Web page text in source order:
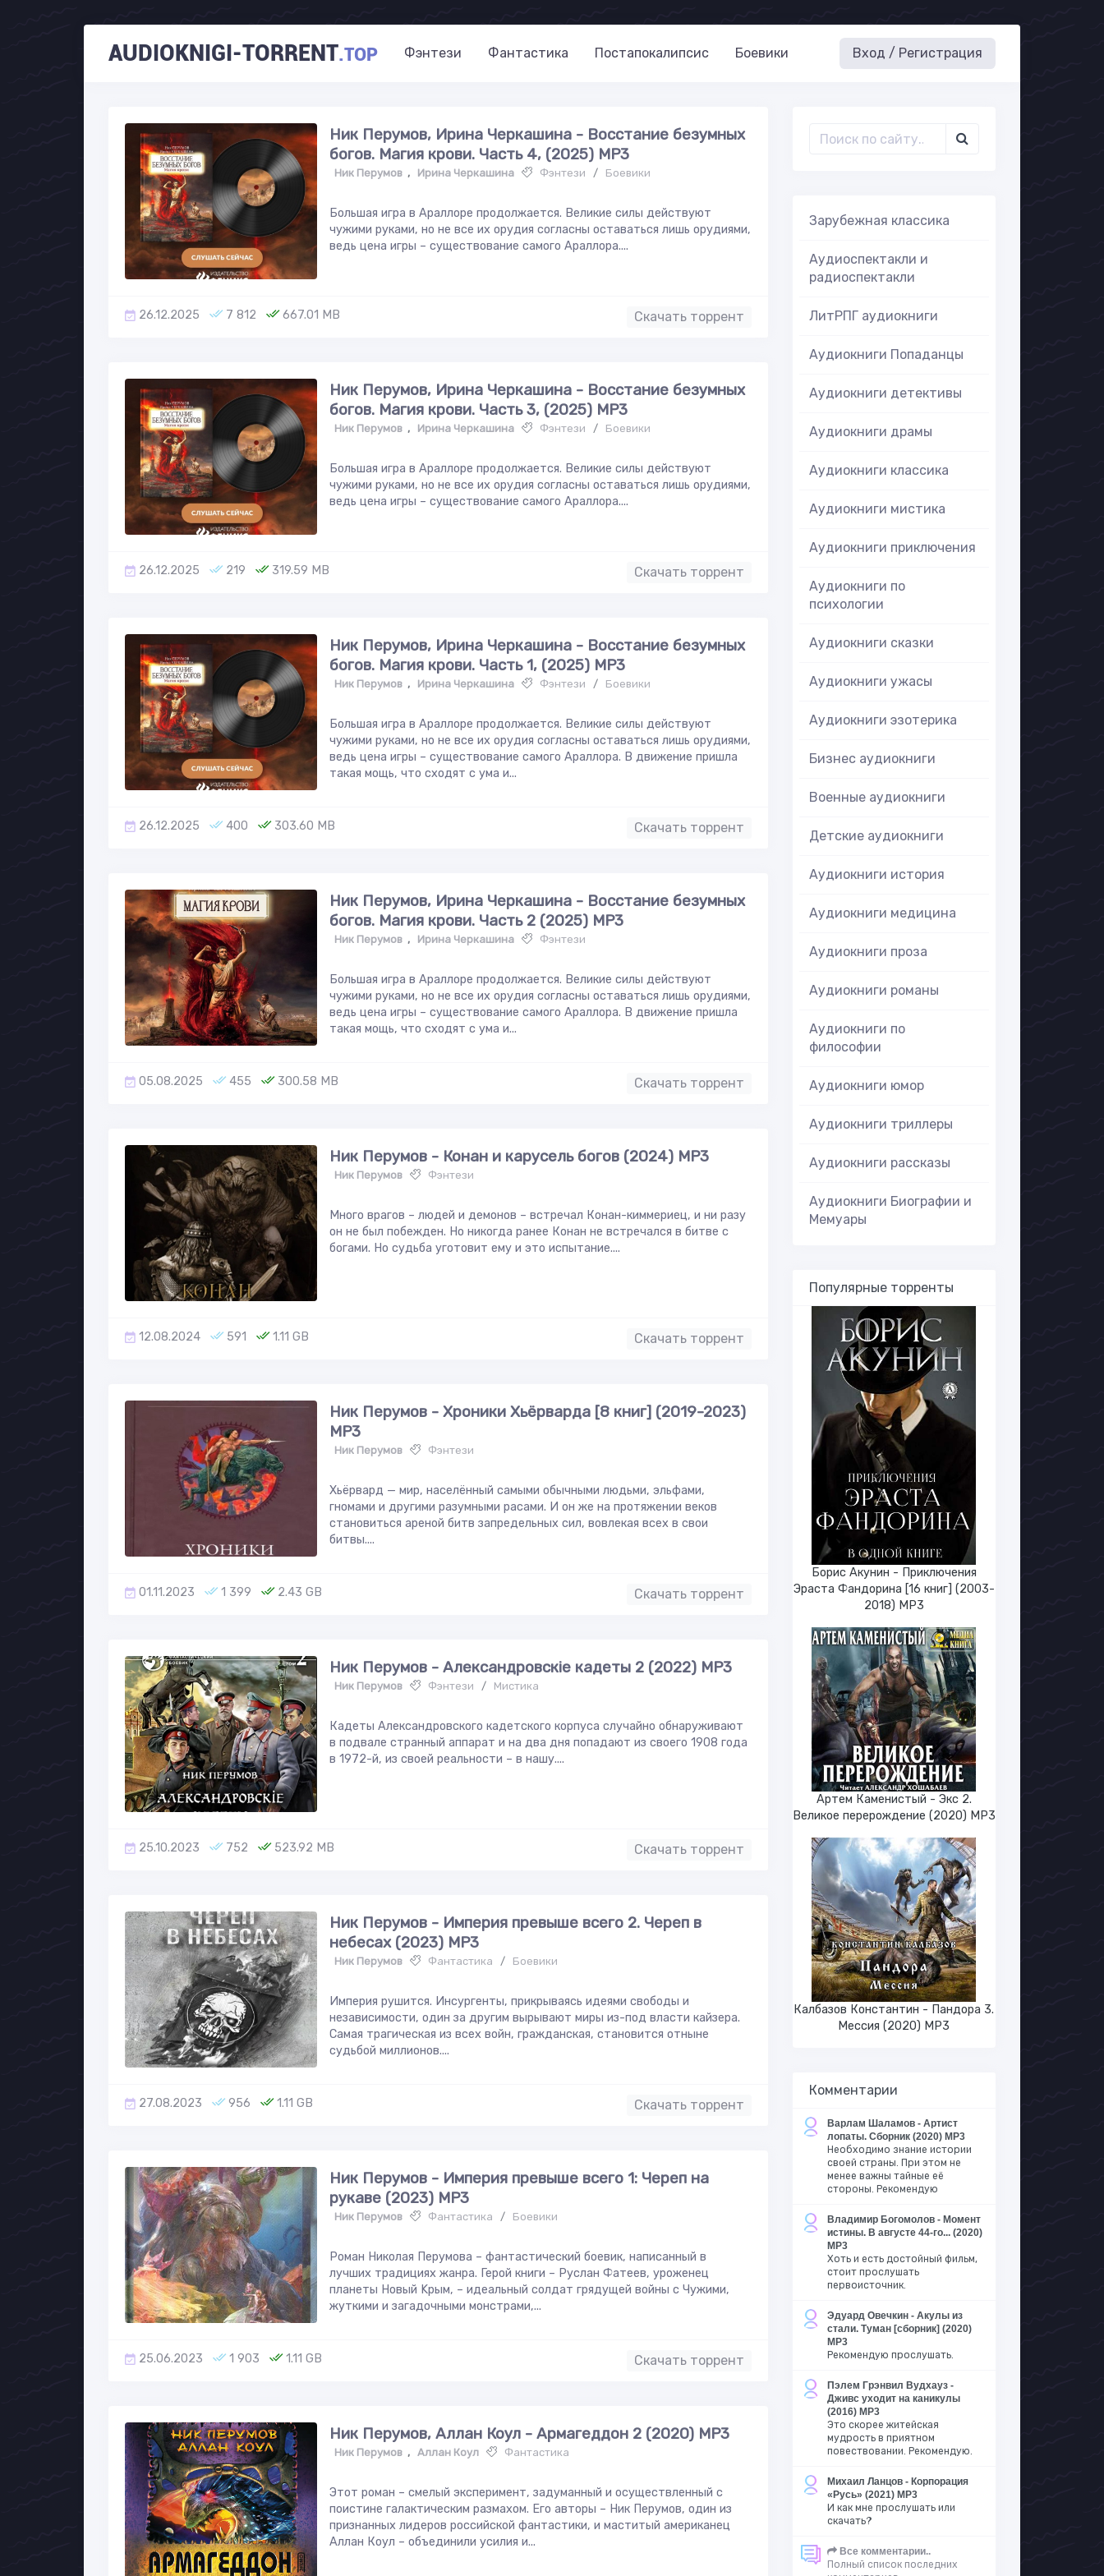
AUDIOKNIGI-TORRENT.TOP Фэнтези Фантастика Постапокалипсис Боевики Вход / Регистрация
Ник Перумов, Ирина Черкашина - Восстание безумных
богов. Магия крови. Часть 4, (2025) МР3
Ник Перумов , Ирина Черкашина Фэнтези / Боевики
Большая игра в Араллоре продолжается. Великие силы действуют
чужими руками, но не все их орудия согласны оставаться лишь орудиями,
ведь цена игры – существование самого Араллора....
26.12.2025 7 812 667.01 MB Скачать торрент
Ник Перумов, Ирина Черкашина - Восстание безумных
богов. Магия крови. Часть 3, (2025) МР3
Ник Перумов , Ирина Черкашина Фэнтези / Боевики
Большая игра в Араллоре продолжается. Великие силы действуют
чужими руками, но не все их орудия согласны оставаться лишь орудиями,
ведь цена игры – существование самого Араллора....
26.12.2025 219 319.59 MB Скачать торрент
Ник Перумов, Ирина Черкашина - Восстание безумных
богов. Магия крови. Часть 1, (2025) МР3
Ник Перумов , Ирина Черкашина Фэнтези / Боевики
Большая игра в Араллоре продолжается. Великие силы действуют
чужими руками, но не все их орудия согласны оставаться лишь орудиями,
ведь цена игры – существование самого Араллора. В движение пришла
такая мощь, что сходят с ума и...
26.12.2025 400 303.60 MB Скачать торрент
Ник Перумов, Ирина Черкашина - Восстание безумных
богов. Магия крови. Часть 2 (2025) МР3
Ник Перумов , Ирина Черкашина Фэнтези
Большая игра в Араллоре продолжается. Великие силы действуют
чужими руками, но не все их орудия согласны оставаться лишь орудиями,
ведь цена игры – существование самого Араллора. В движение пришла
такая мощь, что сходят с ума и...
05.08.2025 455 300.58 MB Скачать торрент
Ник Перумов - Конан и карусель богов (2024) МР3
Ник Перумов Фэнтези
Много врагов – людей и демонов – встречал Конан-киммериец, и ни разу
он не был побежден. Но никогда ранее Конан не встречался в битве с
богами. Но судьба уготовит ему и это испытание....
12.08.2024 591 1.11 GB Скачать торрент
Ник Перумов - Хроники Хьёрварда [8 книг] (2019-2023)
МР3
Ник Перумов Фэнтези
Хьёрвард — мир, населённый самыми обычными людьми, эльфами,
гномами и другими разумными расами. И он же на протяжении веков
становиться ареной битв запредельных сил, вовлекая всех в свои
битвы....
01.11.2023 1 399 2.43 GB Скачать торрент
Ник Перумов - Александровскiе кадеты 2 (2022) МР3
Ник Перумов Фэнтези / Мистика
Кадеты Александровского кадетского корпуса случайно обнаруживают
в подвале странный аппарат и на два дня попадают из своего 1908 года
в 1972-й, из своей реальности – в нашу....
25.10.2023 752 523.92 MB Скачать торрент
Ник Перумов - Империя превыше всего 2. Череп в
небесах (2023) MP3
Ник Перумов Фантастика / Боевики
Империя рушится. Инсургенты, прикрываясь идеями свободы и
независимости, один за другим вырывают миры из-под власти кайзера.
Самая трагическая из всех войн, гражданская, становится отныне
судьбой миллионов....
27.08.2023 956 1.11 GB Скачать торрент
Ник Перумов - Империя превыше всего 1: Череп на
рукаве (2023) MP3
Ник Перумов Фантастика / Боевики
Pоман Николая Перумова – фантастический боевик, написанный в
лучших традициях жанра. Герой книги – Руслан Фатеев, уроженец
планеты Новый Kpым, – идеальный солдат грядущей войны с Чужими,
жуткими и загадочными монстрами,...
25.06.2023 1 903 1.11 GB Скачать торрент
Ник Перумов, Аллан Коул - Армагеддон 2 (2020) MP3
Ник Перумов , Аллан Коул Фантастика
Этот роман – смелый эксперимент, задуманный и осуществленный с
поистине галактическим размахом. Его авторы – Ник Перумов, один из
признанных лидеров российской фантастики, и маститый американец
Аллан Коул – объединили усилия и...
Зарубежная классика
Аудиоспектакли и
радиоспектакли
ЛитРПГ аудиокниги
Аудиокниги Попаданцы
Аудиокниги детективы
Аудиокниги драмы
Аудиокниги классика
Аудиокниги мистика
Аудиокниги приключения
Аудиокниги по
психологии
Аудиокниги сказки
Аудиокниги ужасы
Аудиокниги эзотерика
Бизнес аудиокниги
Военные аудиокниги
Детские аудиокниги
Аудиокниги история
Аудиокниги медицина
Аудиокниги проза
Аудиокниги романы
Аудиокниги по
философии
Аудиокниги юмор
Аудиокниги триллеры
Аудиокниги рассказы
Аудиокниги Биографии и
Мемуары
Популярные торренты
Борис Акунин - Приключения
Эраста Фандорина [16 книг] (2003-
2018) МР3
Артем Каменистый - Экс 2.
Великое перерождение (2020) МР3
Калбазов Константин - Пандора 3.
Мессия (2020) MP3
Комментарии
Варлам Шаламов - Артист
лопаты. Сборник (2020) MP3
Необходимо знание истории
своей страны. При этом не
менее важны тайные её
стороны. Рекомендую
Владимир Богомолов - Момент
истины. В августе 44-го... (2020)
MP3
Хоть и есть достойный фильм,
стоит прослушать
первоисточник.
Эдуард Овечкин - Акулы из
стали. Туман [сборник] (2020)
MP3
Рекомендую прослушать.
Пэлем Грэнвил Вудхауз -
Дживс уходит на каникулы
(2016) MP3
Это скорее житейская
мудрость в приятном
повествовании. Рекомендую.
Михаил Ланцов - Корпорация
«Русь» (2021) MP3
И как мне прослушать или
скачать?
Все комментарии..
Полный список последних